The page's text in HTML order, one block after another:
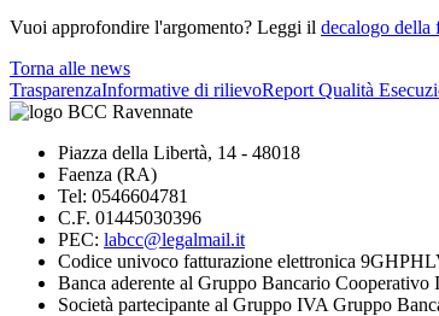
Vuoi approfondire l'argomento? Leggi il decalogo della
Torna alle news
TrasparenzaInformative di rilievoReport Qualità
Piazza della Libertà, 14 - 48018
Faenza (RA)
Tel: 0546604781
C.F. 01445030396
PEC: labcc@legalmail.it
Codice univoco fatturazione elettronica
Banca aderente al Gruppo Bancario Cooperativo
Società partecipante al Gruppo IVA Gruppo